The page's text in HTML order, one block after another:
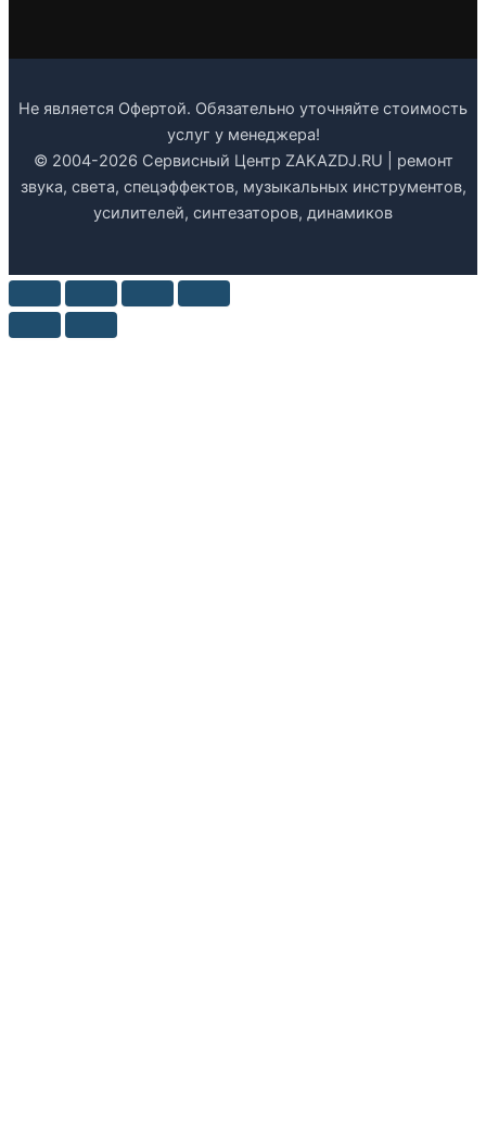
Не является Офертой. Обязательно уточняйте стоимость
услуг у менеджера!
© 2004-2026 Сервисный Центр ZAKAZDJ.RU | ремонт
звука, света, спецэффектов, музыкальных инструментов,
усилителей, синтезаторов, динамиков